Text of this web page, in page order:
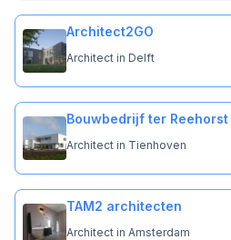
Architect2GO
Architect in Delft
Bouwbedrijf ter Reehorst
Architect in Tienhoven
TAM2 architecten
Architect in Amsterdam